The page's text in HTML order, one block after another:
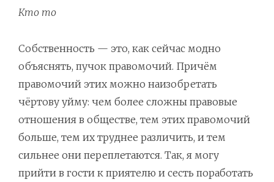
Кто то
Собственность — это, как сейчас модно
объяснять, пучок правомочий. Причём
правомочий этих можно наизобретать
чёртову уйму: чем более сложны правовые
отношения в обществе, тем этих правомочий
больше, тем их труднее различить, и тем
сильнее они переплетаются. Так, я могу
прийти в гости к приятелю и сесть поработать